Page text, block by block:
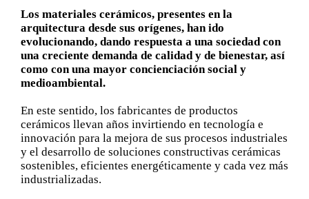
Los materiales cerámicos, presentes en la
arquitectura desde sus orígenes, han ido
evolucionando, dando respuesta a una sociedad con
una creciente demanda de calidad y de bienestar, así
como con una mayor concienciación social y
medioambiental.
En este sentido, los fabricantes de productos
cerámicos llevan años invirtiendo en tecnología e
innovación para la mejora de sus procesos industriales
y el desarrollo de soluciones constructivas cerámicas
sostenibles, eficientes energéticamente y cada vez más
industrializadas.